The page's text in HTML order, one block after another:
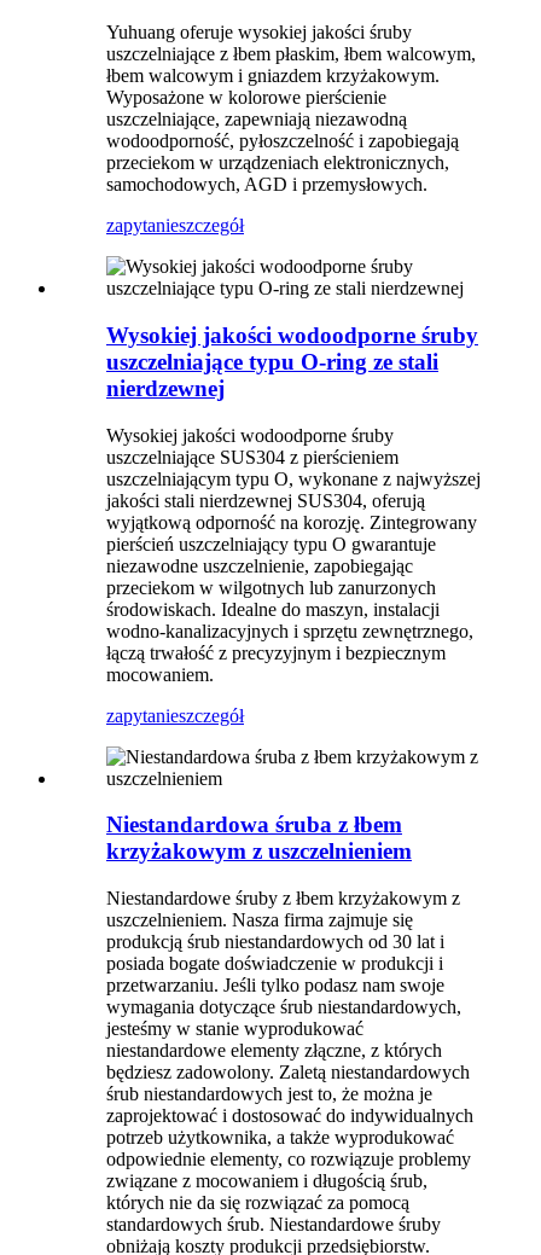
Yuhuang oferuje wysokiej jakości śruby
uszczelniające z łbem płaskim, łbem walcowym,
łbem walcowym i gniazdem krzyżakowym.
Wyposażone w kolorowe pierścienie
uszczelniające, zapewniają niezawodną
wodoodporność, pyłoszczelność i zapobiegają
przeciekom w urządzeniach elektronicznych,
samochodowych, AGD i przemysłowych.
zapytanieszczegół
Wysokiej jakości wodoodporne śruby
uszczelniające typu O-ring ze stali
nierdzewnej
Wysokiej jakości wodoodporne śruby
uszczelniające SUS304 z pierścieniem
uszczelniającym typu O, wykonane z najwyższej
jakości stali nierdzewnej SUS304, oferują
wyjątkową odporność na korozję. Zintegrowany
pierścień uszczelniający typu O gwarantuje
niezawodne uszczelnienie, zapobiegając
przeciekom w wilgotnych lub zanurzonych
środowiskach. Idealne do maszyn, instalacji
wodno-kanalizacyjnych i sprzętu zewnętrznego,
łączą trwałość z precyzyjnym i bezpiecznym
mocowaniem.
zapytanieszczegół
Niestandardowa śruba z łbem
krzyżakowym z uszczelnieniem
Niestandardowe śruby z łbem krzyżakowym z
uszczelnieniem. Nasza firma zajmuje się
produkcją śrub niestandardowych od 30 lat i
posiada bogate doświadczenie w produkcji i
przetwarzaniu. Jeśli tylko podasz nam swoje
wymagania dotyczące śrub niestandardowych,
jesteśmy w stanie wyprodukować
niestandardowe elementy złączne, z których
będziesz zadowolony. Zaletą niestandardowych
śrub niestandardowych jest to, że można je
zaprojektować i dostosować do indywidualnych
potrzeb użytkownika, a także wyprodukować
odpowiednie elementy, co rozwiązuje problemy
związane z mocowaniem i długością śrub,
których nie da się rozwiązać za pomocą
standardowych śrub. Niestandardowe śruby
obniżają koszty produkcji przedsiębiorstw.